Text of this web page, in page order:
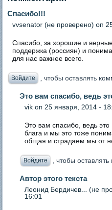
Спасибо!!!
vvsenator (не проверено) on
Спасибо, за хорошие и
поддержка (россиян) и
для нас важнее всего.
Войдите , чтобы оставлять
Это вам спасибо, ведь
vik on 25 января, 2014 -
Это вам спасибо, ведь
блага и мы это тоже
общая и страдаем мы от
Войдите , чтобы
Автор этого текста
Леонид Бердичев... (не
16:01